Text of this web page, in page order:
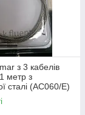
з 3 кабелів
метр з
сталі (AC060/E)